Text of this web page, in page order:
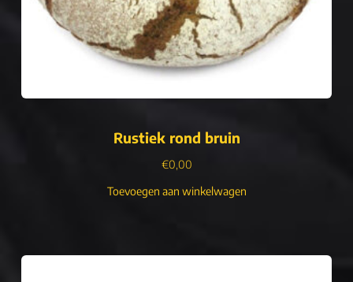
Rustiek rond bruin
€0,00
Toevoegen aan winkelwagen